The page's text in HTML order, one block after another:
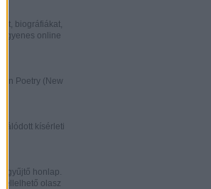
biográfiákat,
online
Poetry (New
kísérleti
honlap.
fellelhető olasz